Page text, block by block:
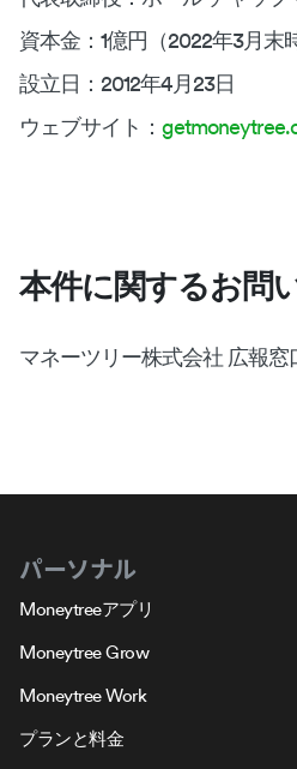
資本金：1億円（2022年3月末
設立日：2012年4月23日
ウェブサイト：
本件に関するお問
マネーツリー株式会社 広報窓
パーソナル
Moneytreeアプリ
Moneytree Grow
Moneytree Work
プランと料金